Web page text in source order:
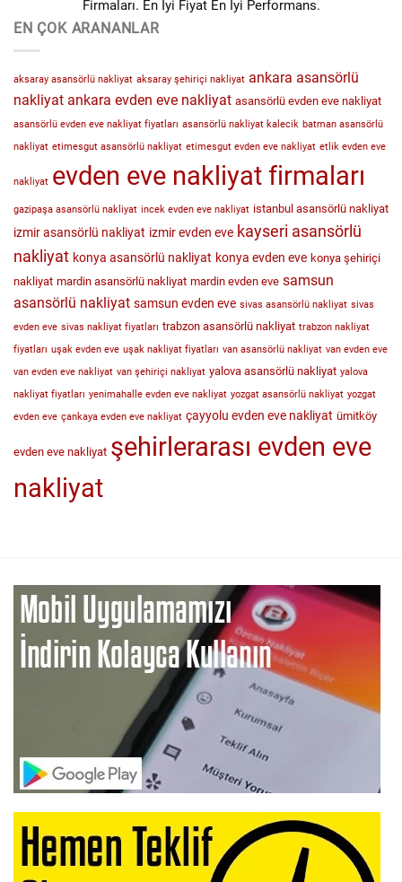
Firmaları. En İyi Fiyat En İyi Performans.
EN ÇOK ARANANLAR
aksaray asansörlü nakliyat aksaray şehiriçi nakliyat ankara asansörlü
nakliyat ankara evden eve nakliyat asansörlü evden eve nakliyat
asansörlü evden eve nakliyat fiyatları asansörlü nakliyat kalecik batman asansörlü
nakliyat etimesgut asansörlü nakliyat etimesgut evden eve nakliyat etlik evden eve
nakliyat evden eve nakliyat firmaları
gazipaşa asansörlü nakliyat incek evden eve nakliyat istanbul asansörlü nakliyat
izmir asansörlü nakliyat izmir evden eve kayseri asansörlü
nakliyat konya asansörlü nakliyat konya evden eve konya şehiriçi
nakliyat mardin asansörlü nakliyat mardin evden eve samsun
asansörlü nakliyat samsun evden eve sivas asansörlü nakliyat sivas
evden eve sivas nakliyat fiyatları trabzon asansörlü nakliyat trabzon nakliyat
fiyatları uşak evden eve uşak nakliyat fiyatları van asansörlü nakliyat van evden eve
van evden eve nakliyat van şehiriçi nakliyat yalova asansörlü nakliyat yalova
nakliyat fiyatları yenimahalle evden eve nakliyat yozgat asansörlü nakliyat yozgat
evden eve çankaya evden eve nakliyat çayyolu evden eve nakliyat ümitköy
evden eve nakliyat şehirlerarası evden eve
nakliyat